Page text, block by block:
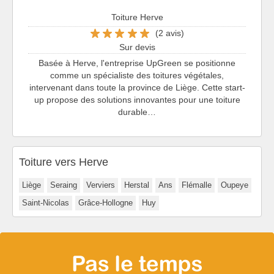
Toiture Herve
(2 avis)
Sur devis
Basée à Herve, l'entreprise UpGreen se positionne
comme un spécialiste des toitures végétales,
intervenant dans toute la province de Liège. Cette start-
up propose des solutions innovantes pour une toiture
durable…
Toiture vers Herve
Liège Seraing Verviers Herstal Ans Flémalle
Oupeye
Saint-Nicolas
Grâce-Hollogne Huy